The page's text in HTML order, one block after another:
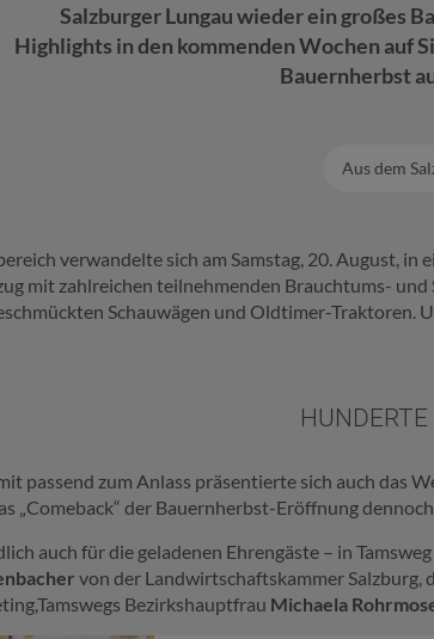
Salzburger Lungau wieder ein großes
Highlights in den kommenden Wochen auf
Bauernherbst
Aus dem
verwandelte sich am Samstag, 20. August,
mit zahlreichen teilnehmenden Brauchtums-
Schauwägen und Oldtimer-Traktoren.
passend zum Anlass präsentierte sich auch das
„Comeback“ der Bauernherbst-Eröffnung
auch für die geladenen Ehrengäste – in
von der Landwirtschaftskammer
Bezirkshauptfrau Michaela